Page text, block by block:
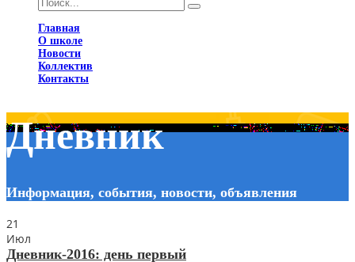
Главная
О школе
Новости
Коллектив
Контакты
Дневник
Информация, события, новости, объявления
21
Июл
Дневник-2016: день первый